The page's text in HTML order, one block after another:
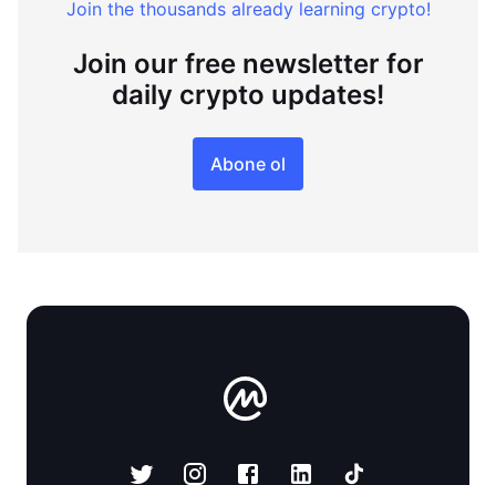
Join the thousands already learning crypto!
Join our free newsletter for
daily crypto updates!
Abone ol